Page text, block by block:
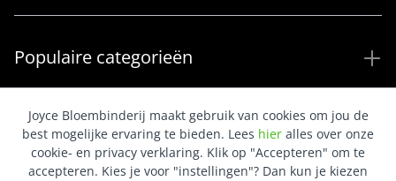
Populaire categorieën
Joyce Bloembinderij maakt gebruik van cookies om jou de
best mogelijke ervaring te bieden. Lees hier alles over onze
cookie- en privacy verklaring. Klik op "Accepteren" om te
accepteren. Kies je voor "instellingen"? Dan kun je kiezen